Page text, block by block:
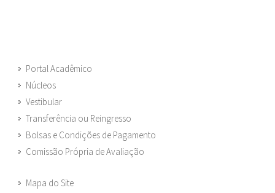
Portal Acadêmico
Núcleos
Vestibular
Transferência ou Reingresso
Bolsas e Condições de Pagamento
Comissão Própria de Avaliação
Mapa do Site